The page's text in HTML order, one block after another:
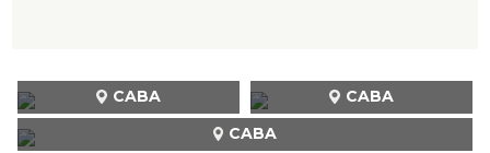
CABA
CABA CABA